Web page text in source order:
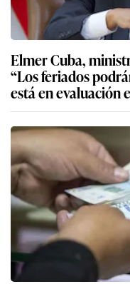
Elmer Cuba,
“Los feriados
está en evaluación